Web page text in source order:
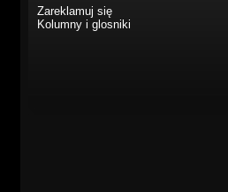
Zareklamuj się
Kolumny i glosniki